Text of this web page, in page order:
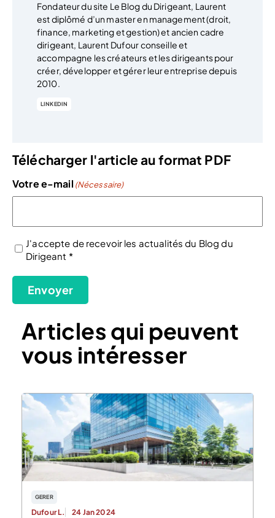
Fondateur du site Le Blog du Dirigeant, Laurent
est diplômé d’un master en management (droit,
finance, marketing et gestion) et ancien cadre
dirigeant, Laurent Dufour conseille et
accompagne les créateurs et les dirigeants pour
créer, développer et gérer leur entreprise depuis
2010.
LINKEDIN
Télécharger l'article au format PDF
Votre e-mail (Nécessaire)
(Nécessaire)
J'accepte de recevoir les actualités du Blog du
Dirigeant *
Envoyer
Articles qui peuvent
vous intéresser
GERER
Dufour L. 24 Jan 2024